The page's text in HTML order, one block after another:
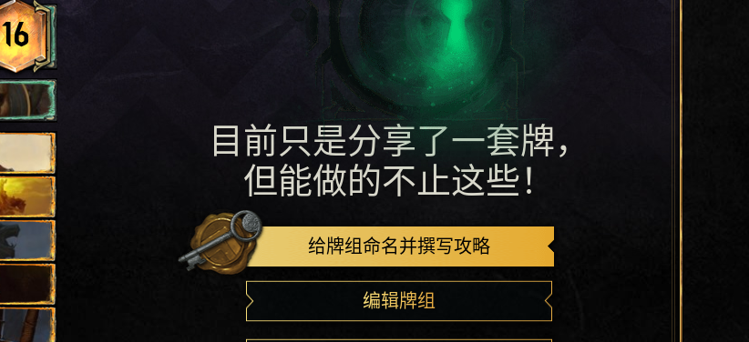
16
目前只是分享了一套牌，
但能做的不止这些！
给牌组命名并撰写攻略
编辑牌组